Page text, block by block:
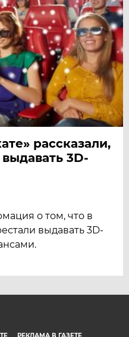
рассказали,
3D-
о том, что в
выдавать 3D-